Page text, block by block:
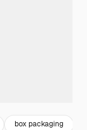
box packaging